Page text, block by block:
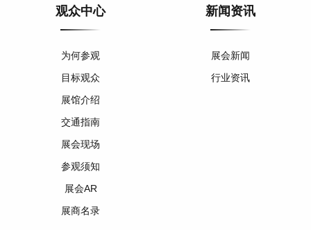
观众中心
为何参观
目标观众
展馆介绍
交通指南
展会现场
参观须知
展会AR
展商名录
新闻资讯
展会新闻
行业资讯